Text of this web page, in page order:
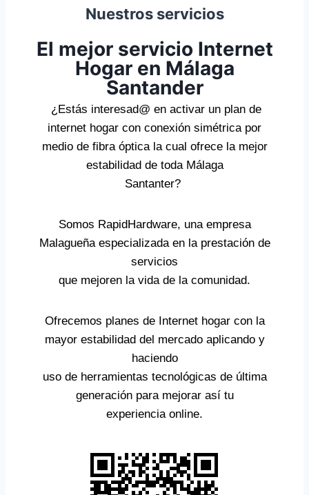
Nuestros servicios
El mejor servicio Internet
Hogar en Málaga
Santander
¿Estás interesad@ en activar un plan de
internet hogar con conexión simétrica por
medio de fibra óptica la cual ofrece la mejor
estabilidad de toda Málaga
Santanter?
Somos RapidHardware, una empresa
Malagueña especializada en la prestación de
servicios
que mejoren la vida de la comunidad.
Ofrecemos planes de Internet hogar con la
mayor estabilidad del mercado aplicando y
haciendo
uso de herramientas tecnológicas de última
generación para mejorar así tu
experiencia online.